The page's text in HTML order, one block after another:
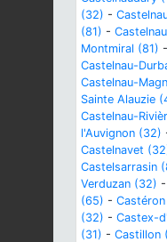
(32) -
(81) -
Montmiral (81) -
Castelnau-
Castelnau-
Sainte Alauzie
Castelnau-
l'Auvignon (32)
Castelnavet
Castelsarrasin
Verduzan (32) -
(65) -
(32) - Castex-
(31) - Castillon